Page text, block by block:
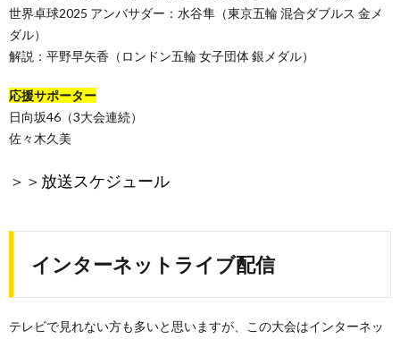
世界卓球2025 アンバサダー：水谷隼（東京五輪 混合ダブルス 金メ
ダル）
解説：平野早矢香（ロンドン五輪 女子団体 銀メダル）
応援サポーター
日向坂46（3大会連続）
佐々木久美
＞＞ 放送スケジュール
インターネットライブ配信
テレビで見れない方も多いと思いますが、この大会はインターネッ